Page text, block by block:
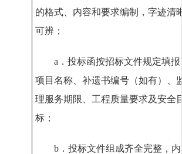
的格式、内容和要求编制，字迹清
可辨；
a． 投标函按招标文件规定填报
项目名称、补遗书编号（如有）、
理服务期限、工程质量要求及安全
标；
b． 投标文件组成齐全完整，